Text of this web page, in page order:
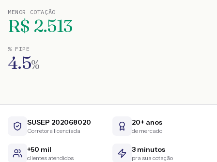
MENOR COTAÇÃO
R$ 2.513
% FIPE
4.5%
SUSEP 202068020
Corretora licenciada
20+ anos
de mercado
+50 mil
clientes atendidos
3 minutos
pra sua cotação